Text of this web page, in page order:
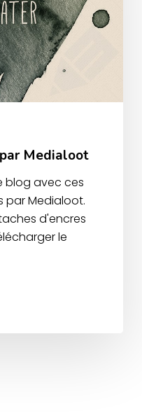
Medialoot
blog avec ces
par Medialoot.
d'encres
le